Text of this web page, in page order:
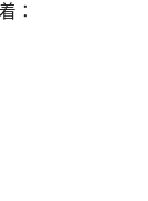
：